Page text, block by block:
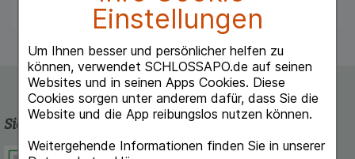
Einstellungen
Um Ihnen besser und persönlicher helfen zu
können, verwendet SCHLOSSAPO.de auf seinen
Websites und in seinen Apps Cookies. Diese
Cookies sorgen unter anderem dafür, dass Sie die
Website und die App reibungslos nutzen können.
Weitergehende Informationen finden Sie in unserer
Sicherheit und Qualität
Schlossapo.de ist registriert beim